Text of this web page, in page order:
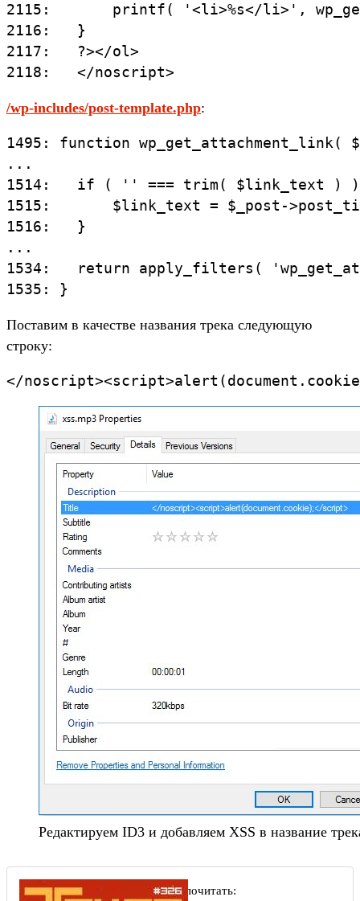
2115:       printf( '<li>%s</li>',
2116:   }
2117:   ?></ol>
2118:   </noscript>
/wp-includes/post-template.php:
1495: function
...
1514:   if ( '' === trim( $link_text )
1515:       $link_text = $_post-
1516:   }
...
1534:   return apply_filters(
1535: }
Поставим в качестве названия трека следующую
строку:
</
Редактируем ID3 и добавляем XSS в название
Рекомендуем почитать: